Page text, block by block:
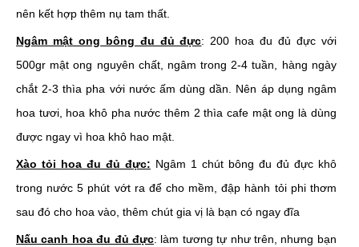
nên kết hợp thêm nụ tam thất.
Ngâm mật ong bông đu đủ đực: 200 hoa đu đủ đực với
500gr mật ong nguyên chất, ngâm trong 2-4 tuần, hàng ngày
chắt 2-3 thìa pha với nước ấm dùng dần. Nên áp dụng ngâm
hoa tươi, hoa khô pha nước thêm 2 thìa cafe mật ong là dùng
được ngay vì hoa khô hao mật.
Xào tỏi hoa đu đủ đực: Ngâm 1 chút bông đu đủ đực khô
trong nước 5 phút vớt ra để cho mềm, đập hành tỏi phi thơm
sau đó cho hoa vào, thêm chút gia vị là bạn có ngay đĩa
Nấu canh hoa đu đủ đực: làm tương tự như trên, nhưng bạn